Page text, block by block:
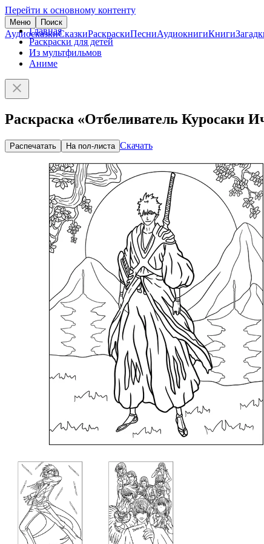
Перейти к основному контенту
Меню Поиск
АудиосказкиСказкиРаскраскиПесниАудиокнигиКниги
Главная
Раскраски для детей
Из мультфильмов
Аниме
Раскраска «Отбеливатель Куросаки
Распечатать На пол-листа Скачать